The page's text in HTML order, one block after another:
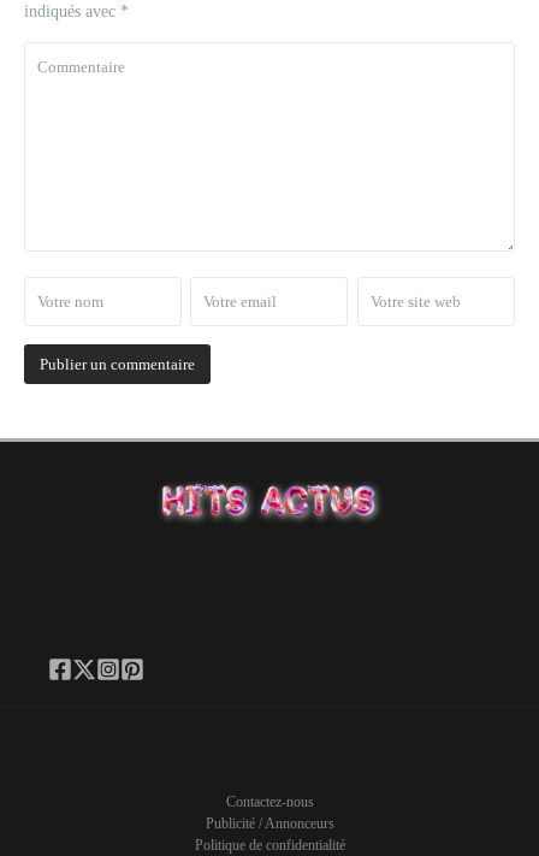
indiqués avec *
Contactez-nous
Publicité / Annonceurs
Politique de confidentialité